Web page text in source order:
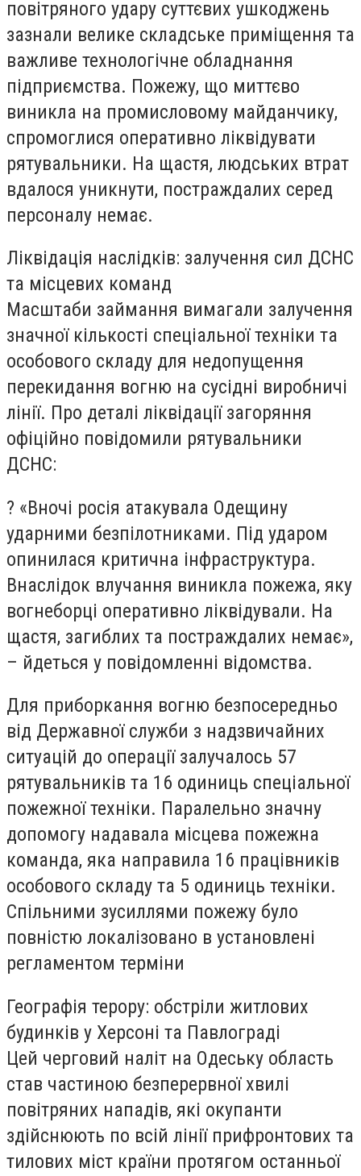
повітряного удару суттєвих ушкоджень
зазнали велике складське приміщення та
важливе технологічне обладнання
підприємства. Пожежу, що миттєво
виникла на промисловому майданчику,
спромоглися оперативно ліквідувати
рятувальники. На щастя, людських втрат
вдалося уникнути, постраждалих серед
персоналу немає.
Ліквідація наслідків: залучення сил ДСНС
та місцевих команд
Масштаби займання вимагали залучення
значної кількості спеціальної техніки та
особового складу для недопущення
перекидання вогню на сусідні виробничі
лінії. Про деталі ліквідації загоряння
офіційно повідомили рятувальники
ДСНС:
? «Вночі росія атакувала Одещину
ударними безпілотниками. Під ударом
опинилася критична інфраструктура.
Внаслідок влучання виникла пожежа, яку
вогнеборці оперативно ліквідували. На
щастя, загиблих та постраждалих немає»,
– йдеться у повідомленні відомства.
Для приборкання вогню безпосередньо
від Державної служби з надзвичайних
ситуацій до операції залучалось 57
рятувальників та 16 одиниць спеціальної
пожежної техніки. Паралельно значну
допомогу надавала місцева пожежна
команда, яка направила 16 працівників
особового складу та 5 одиниць техніки.
Спільними зусиллями пожежу було
повністю локалізовано в установлені
регламентом терміни
Географія терору: обстріли житлових
будинків у Херсоні та Павлограді
Цей черговий наліт на Одеську область
став частиною безперервної хвилі
повітряних нападів, які окупанти
здійснюють по всій лінії прифронтових та
тилових міст країни протягом останньої